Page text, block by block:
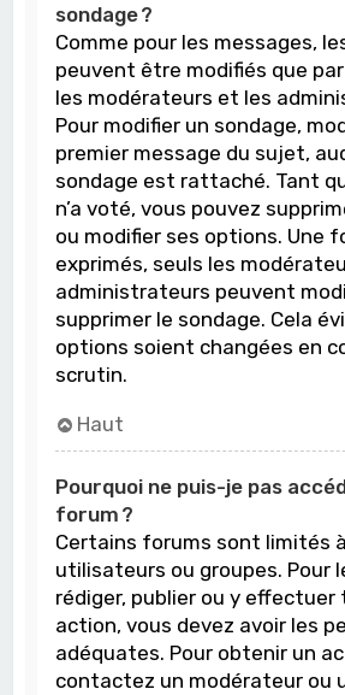
sondage ?
Comme pour les messages,
peuvent être modifiés que
les modérateurs et les
Pour modifier un sondage,
premier message du sujet,
sondage est rattaché. Tant
n’a voté, vous pouvez
ou modifier ses options. Une
exprimés, seuls les
administrateurs peuvent
supprimer le sondage. Cela
options soient changées en
scrutin.
Haut
Pourquoi ne puis-je pas
forum ?
Certains forums sont limités
utilisateurs ou groupes. Pour
rédiger, publier ou y
action, vous devez avoir les
adéquates. Pour obtenir un
contactez un modérateur ou